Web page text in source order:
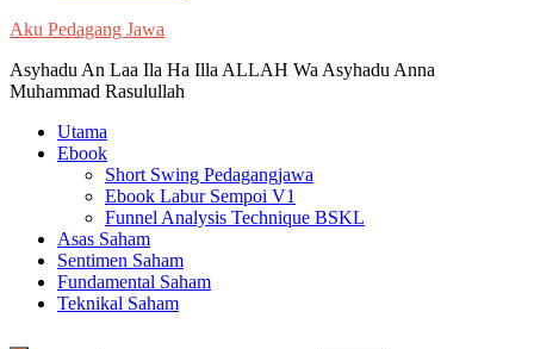
Aku Pedagang Jawa
Asyhadu An Laa Ila Ha Illa ALLAH Wa Asyhadu Anna
Muhammad Rasulullah
Utama
Ebook
Short Swing Pedagangjawa
Ebook Labur Sempoi V1
Funnel Analysis Technique BSKL
Asas Saham
Sentimen Saham
Fundamental Saham
Teknikal Saham